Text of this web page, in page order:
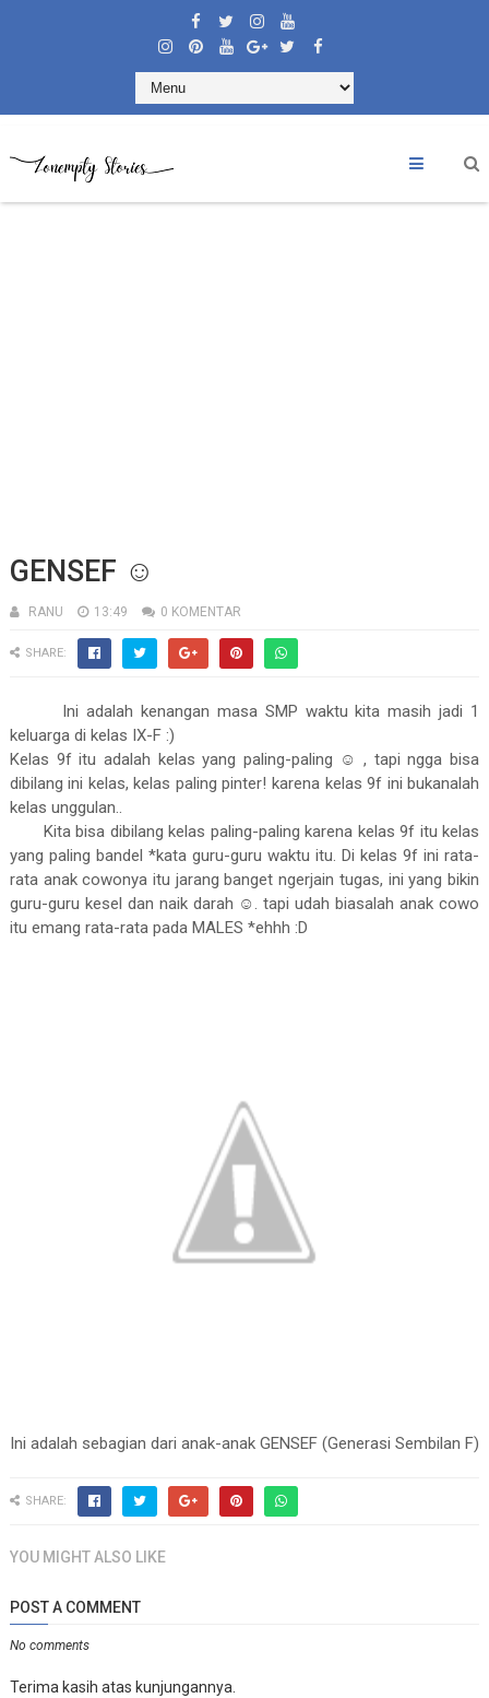
GENSEF ☺
RANU 13:49 0 KOMENTAR
SHARE:
Ini adalah kenangan masa SMP waktu kita masih jadi 1
keluarga di kelas IX-F :)
Kelas 9f itu adalah kelas yang paling-paling ☺ , tapi ngga bisa
dibilang ini kelas, kelas paling pinter! karena kelas 9f ini bukanalah
kelas unggulan..
Kita bisa dibilang kelas paling-paling karena kelas 9f itu kelas
yang paling bandel *kata guru-guru waktu itu. Di kelas 9f ini rata-
rata anak cowonya itu jarang banget ngerjain tugas, ini yang bikin
guru-guru kesel dan naik darah ☺. tapi udah biasalah anak cowo
itu emang rata-rata pada MALES *ehhh :D
Ini adalah sebagian dari anak-anak GENSEF (Generasi Sembilan F)
SHARE:
YOU MIGHT ALSO LIKE
POST A COMMENT
No comments
Terima kasih atas kunjungannya.